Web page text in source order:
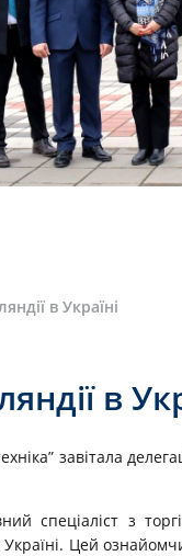
в Україні
в
завітала
спеціаліст з
Цей